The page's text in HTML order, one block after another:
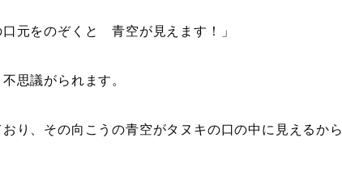
元をのぞくと 青空が見えます！」
思議がられます。
り、その向こうの青空がタヌキの口の中に見えるから